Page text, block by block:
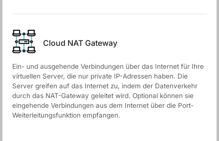
Cloud NAT Gateway
Ein- und ausgehende Verbindungen über das Internet für Ihre
virtuellen Server, die nur private IP-Adressen haben. Die
Server greifen auf das Internet zu, indem der Datenverkehr
durch das NAT-Gateway geleitet wird. Optional können sie
eingehende Verbindungen aus dem Internet über die Port-
Weiterleitungsfunktion empfangen.